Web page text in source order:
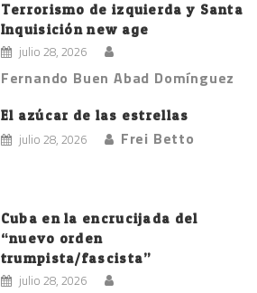
Terrorismo de izquierda y Santa
Inquisición new age
julio 28, 2026
Fernando Buen Abad Domínguez
El azúcar de las estrellas
julio 28, 2026 Frei Betto
Cuba en la encrucijada del
“nuevo orden
trumpista/fascista”
julio 28, 2026